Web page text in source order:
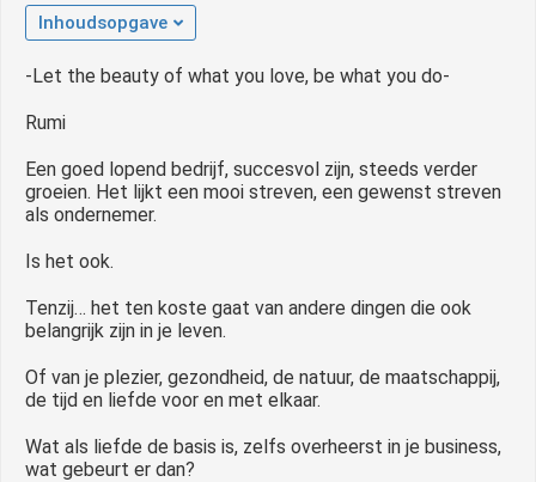
Inhoudsopgave
-Let the beauty of what you love, be what you do-
Rumi
Een goed lopend bedrijf, succesvol zijn, steeds verder
groeien. Het lijkt een mooi streven, een gewenst streven
als ondernemer.
Is het ook.
Tenzij… het ten koste gaat van andere dingen die ook
belangrijk zijn in je leven.
Of van je plezier, gezondheid, de natuur, de maatschappij,
de tijd en liefde voor en met elkaar.
Wat als liefde de basis is, zelfs overheerst in je business,
wat gebeurt er dan?
de
Hierdoor
website-
van